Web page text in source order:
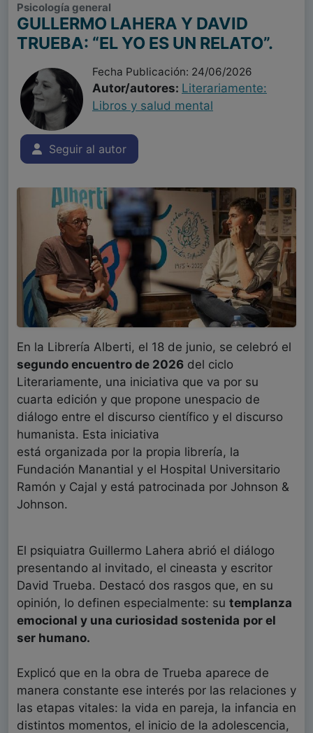
Psicología general
GULLERMO LAHERA Y DAVID
TRUEBA: “EL YO ES UN RELATO”.
Fecha Publicación: 24/06/2026
Autor/autores: Literariamente:
Libros y salud mental
Seguir al autor
En la Librería Alberti, el 18 de junio, se celebró el
segundo encuentro de 2026 del ciclo
Literariamente, una iniciativa que va por su
cuarta edición y que propone unespacio de
diálogo entre el discurso científico y el discurso
humanista. Esta iniciativa
está organizada por la propia librería, la
Fundación Manantial y el Hospital Universitario
Ramón y Cajal y está patrocinada por Johnson &
Johnson.
El psiquiatra Guillermo Lahera abrió el diálogo
presentando al invitado, el cineasta y escritor
David Trueba. Destacó dos rasgos que, en su
opinión, lo definen especialmente: su templanza
emocional y una curiosidad sostenida por el
ser humano.
Explicó que en la obra de Trueba aparece de
manera constante ese interés por las relaciones y
las etapas vitales: la vida en pareja, la infancia en
distintos momentos, el inicio de la adolescencia,